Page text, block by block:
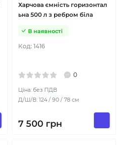
Харчова ємність горизонтал
ьна 500 л з ребром біла
Код: 1416
В наявності
0
Ціна: без ПДВ
Д/Ш/В: 124 / 90 / 78 см
7 500 грн